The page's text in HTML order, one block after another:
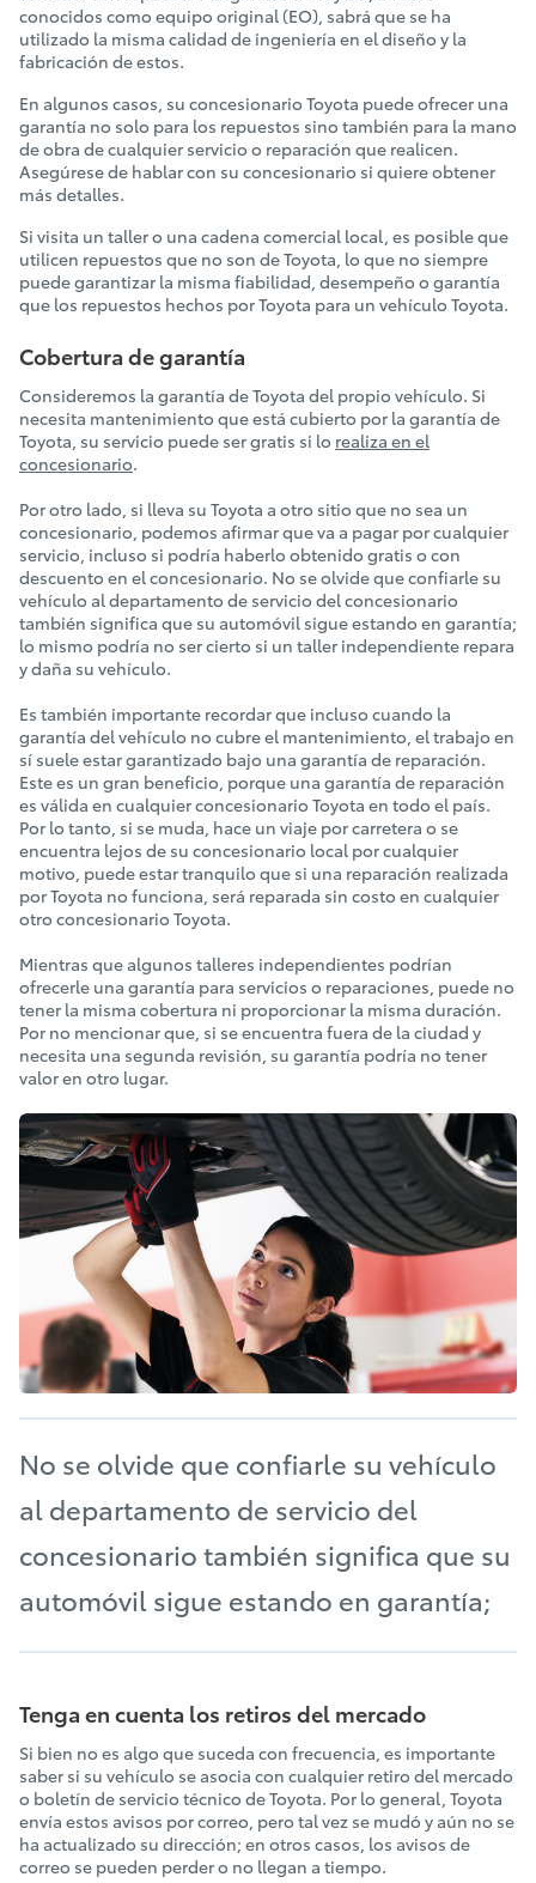
conocidos como equipo original (EO), sabrá que se ha
utilizado la misma calidad de ingeniería en el diseño y la
fabricación de estos.
En algunos casos, su concesionario Toyota puede ofrecer una
garantía no solo para los repuestos sino también para la mano
de obra de cualquier servicio o reparación que realicen.
Asegúrese de hablar con su concesionario si quiere obtener
más detalles.
Si visita un taller o una cadena comercial local, es posible que
utilicen repuestos que no son de Toyota, lo que no siempre
puede garantizar la misma fiabilidad, desempeño o garantía
que los repuestos hechos por Toyota para un vehículo Toyota.
Cobertura de garantía
Consideremos la garantía de Toyota del propio vehículo. Si
necesita mantenimiento que está cubierto por la garantía de
Toyota, su servicio puede ser gratis si lo realiza en el
concesionario.
Por otro lado, si lleva su Toyota a otro sitio que no sea un
concesionario, podemos afirmar que va a pagar por cualquier
servicio, incluso si podría haberlo obtenido gratis o con
descuento en el concesionario. No se olvide que confiarle su
vehículo al departamento de servicio del concesionario
también significa que su automóvil sigue estando en garantía;
lo mismo podría no ser cierto si un taller independiente repara
y daña su vehículo.
Es también importante recordar que incluso cuando la
garantía del vehículo no cubre el mantenimiento, el trabajo en
sí suele estar garantizado bajo una garantía de reparación.
Este es un gran beneficio, porque una garantía de reparación
es válida en cualquier concesionario Toyota en todo el país.
Por lo tanto, si se muda, hace un viaje por carretera o se
encuentra lejos de su concesionario local por cualquier
motivo, puede estar tranquilo que si una reparación realizada
por Toyota no funciona, será reparada sin costo en cualquier
otro concesionario Toyota.
Mientras que algunos talleres independientes podrían
ofrecerle una garantía para servicios o reparaciones, puede no
tener la misma cobertura ni proporcionar la misma duración.
Por no mencionar que, si se encuentra fuera de la ciudad y
necesita una segunda revisión, su garantía podría no tener
valor en otro lugar.
No se olvide que confiarle su vehículo
al departamento de servicio del
concesionario también significa que su
automóvil sigue estando en garantía;
Tenga en cuenta los retiros del mercado
Si bien no es algo que suceda con frecuencia, es importante
saber si su vehículo se asocia con cualquier retiro del mercado
o boletín de servicio técnico de Toyota. Por lo general, Toyota
envía estos avisos por correo, pero tal vez se mudó y aún no se
ha actualizado su dirección; en otros casos, los avisos de
correo se pueden perder o no llegan a tiempo.